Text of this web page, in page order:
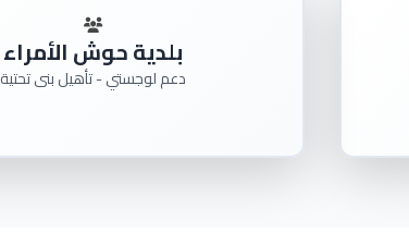
بلدية حوش الأمراء
دعم لوجستي - تأهيل بنى تحتية